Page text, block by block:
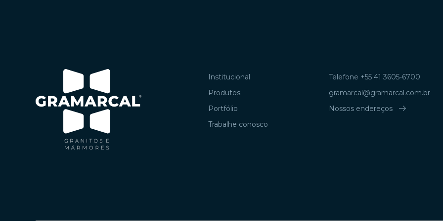
Institucional
Produtos
Portfólio
Trabalhe conosco
Telefone +55 41 3605-6700
gramarcal@gramarcal.com.br
Nossos endereços
arrow_right_alt